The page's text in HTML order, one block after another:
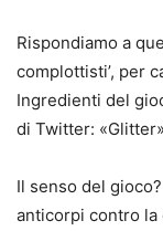
Rispondiamo a
complottisti’, per
Ingredienti del
di Twitter:
Il senso del
anticorpi contro